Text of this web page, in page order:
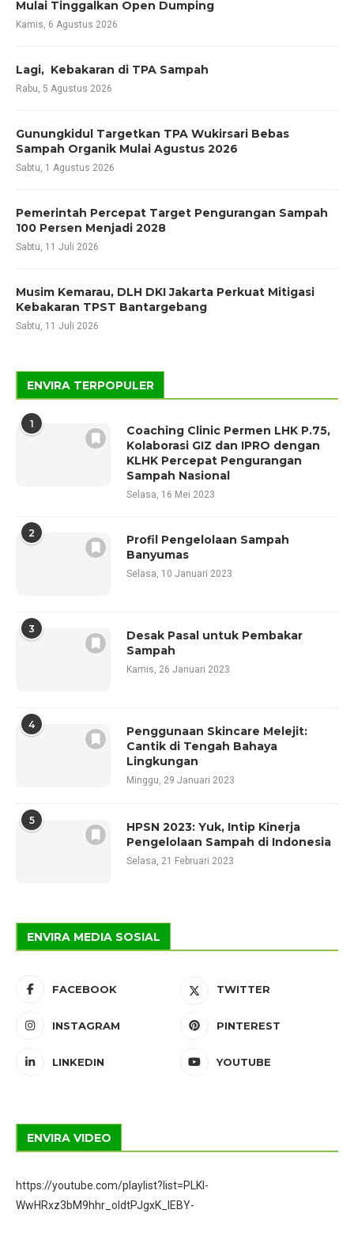
Mulai Tinggalkan Open Dumping
Kamis, 6 Agustus 2026
Lagi, Kebakaran di TPA Sampah
Rabu, 5 Agustus 2026
Gunungkidul Targetkan TPA Wukirsari Bebas
Sampah Organik Mulai Agustus 2026
Sabtu, 1 Agustus 2026
Pemerintah Percepat Target Pengurangan Sampah
100 Persen Menjadi 2028
Sabtu, 11 Juli 2026
Musim Kemarau, DLH DKI Jakarta Perkuat Mitigasi
Kebakaran TPST Bantargebang
Sabtu, 11 Juli 2026
ENVIRA TERPOPULER
1
Coaching Clinic Permen LHK P.75,
Kolaborasi GIZ dan IPRO dengan
KLHK Percepat Pengurangan
Sampah Nasional
Selasa, 16 Mei 2023
2
Profil Pengelolaan Sampah
Banyumas
Selasa, 10 Januari 2023
3
Desak Pasal untuk Pembakar
Sampah
Kamis, 26 Januari 2023
4
Penggunaan Skincare Melejit:
Cantik di Tengah Bahaya
Lingkungan
Minggu, 29 Januari 2023
5
HPSN 2023: Yuk, Intip Kinerja
Pengelolaan Sampah di Indonesia
Selasa, 21 Februari 2023
ENVIRA MEDIA SOSIAL
FACEBOOK TWITTER
INSTAGRAM PINTEREST
LINKEDIN YOUTUBE
ENVIRA VIDEO
https://youtube.com/playlist?list=PLKI-
WwHRxz3bM9hhr_oIdtPJgxK_IEBY-